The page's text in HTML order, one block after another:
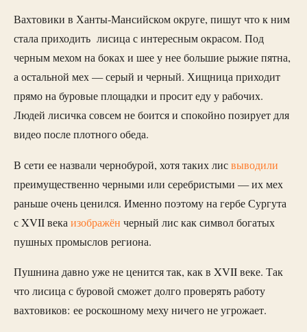
Вахтовики в Ханты-Мансийском округе, пишут что к ним
стала приходить лисица с интересным окрасом. Под
черным мехом на боках и шее у нее большие рыжие пятна,
а остальной мех — серый и черный. Хищница приходит
прямо на буровые площадки и просит еду у рабочих.
Людей лисичка совсем не боится и спокойно позирует для
видео после плотного обеда.
В сети ее назвали чернобурой, хотя таких лисвыводили
преимущественно черными или серебристыми — их мех
раньше очень ценился. Именно поэтому на гербе Сургута
с XVII векаизображён черный лис как символ богатых
пушных промыслов региона.
Пушнина давно уже не ценится так, как в XVII веке. Так
что лисица с буровой сможет долго проверять работу
вахтовиков: ее роскошному меху ничего не угрожает.